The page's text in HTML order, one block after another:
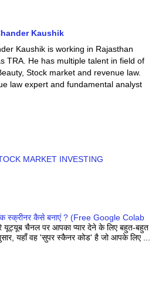
Kaushik
Kaushik is working in Rajasthan
TRA. He has multiple talent in field of
Stock market and revenue law.
law expert and fundamental analyst
MARKET INVESTING
स्क्रीनर कैसे बनाएं ? (Free Google Colab
यूट्यूब चैनल पर आपका प्यार देने के लिए बहुत-बहुत
यहाँ वह 'सुपर स्कैनर कोड' है जो आपके लिए ...